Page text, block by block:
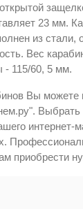
23 мм.
из стали,
Вес
- 115/60, 5 мм.
Вы можете
интернет-
приобрести